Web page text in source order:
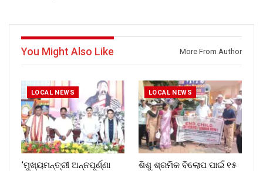
You Might Also Like More From Author
LOCAL NEWS
‘ମୁଖ୍ୟମନ୍ତ୍ରୀ ଅନ୍ନପୂର୍ଣ୍ଣା
LOCAL NEWS
ଶିଶୁ ଶ୍ରମିକ ବିଲୋପ ପାଇଁ ୧୫